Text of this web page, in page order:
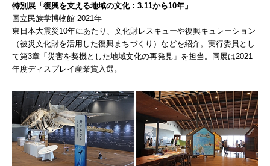
特別展「復興を支える地域の文化：3.11から10年」
国立民族学博物館 2021年
東日本大震災10年にあたり、文化財レスキューや復興キュレーション
（被災文化財を活用した復興まちづくり）などを紹介。実行委員とし
て第3章「災害を契機とした地域文化の再発見」を担当。同展は2021
年度ディスプレイ産業賞入選。